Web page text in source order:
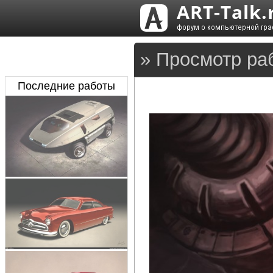
» Просмотр
Последние работы